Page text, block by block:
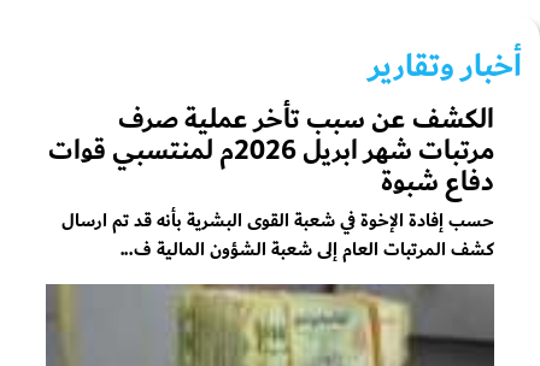
أخبار وتقارير
الكشف عن سبب تأخر عملية صرف
مرتبات شهر ابريل 2026م لمنتسبي قوات
دفاع شبوة
حسب إفادة الإخوة في شعبة القوى البشرية بأنه قد تم ارسال
كشف المرتبات العام إلى شعبة الشؤون المالية ف...